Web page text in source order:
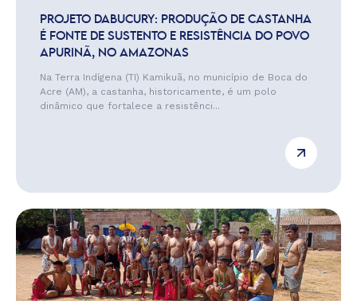
PROJETO DABUCURY: PRODUÇÃO DE CASTANHA
É FONTE DE SUSTENTO E RESISTÊNCIA DO POVO
APURINÃ, NO AMAZONAS
Na Terra Indígena (TI) Kamikuã, no município de Boca do
Acre (AM), a castanha, historicamente, é um polo
dinâmico que fortalece a resistênci...